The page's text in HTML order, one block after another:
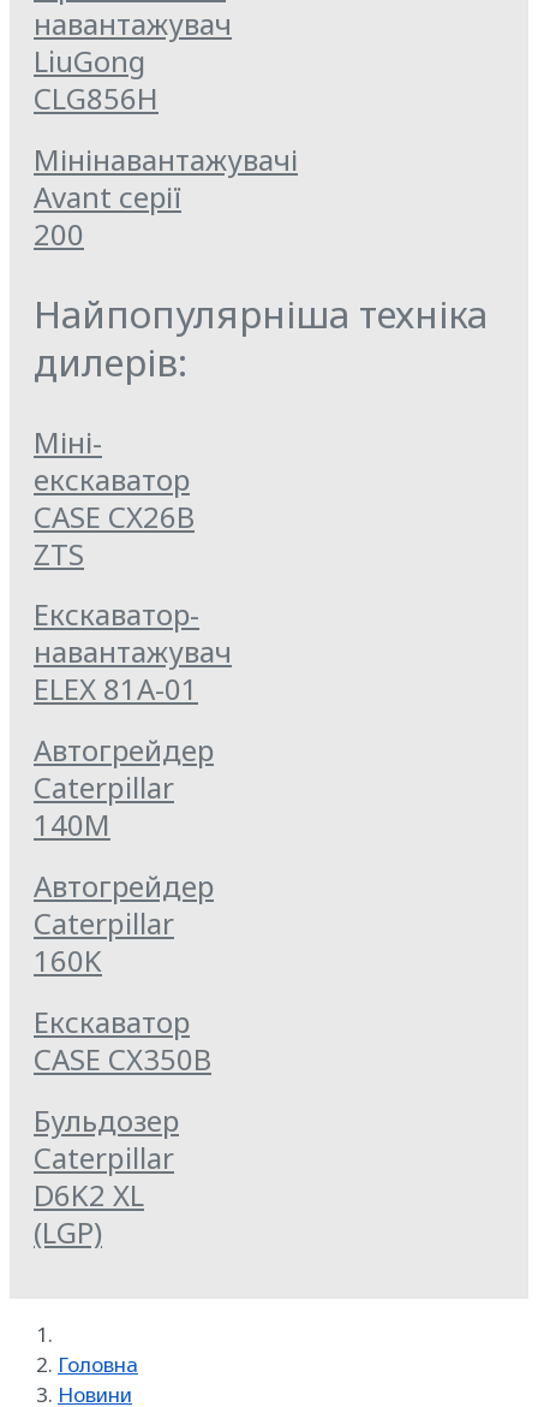
навантажувач
LiuGong
CLG856Н
Мінінавантажувачі
Avant серії
200
Найпопулярніша техніка
дилерів:
Міні-
екскаватор
CASE CX26B
ZTS
Екскаватор-
навантажувач
ELEX 81А-01
Автогрейдер
Caterpillar
140M
Автогрейдер
Caterpillar
160K
Екскаватор
CASE CX350B
Бульдозер
Caterpillar
D6K2 XL
(LGP)
Головна
Новини